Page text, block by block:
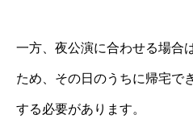
一方、夜公演に合わせる場合
ため、その日のうちに帰宅で
する必要があります。